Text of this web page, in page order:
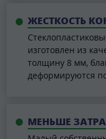
ЖЕСТКОСТЬ
изготовлен из
толщину 8 мм,
деформируются
МЕНЬШЕ